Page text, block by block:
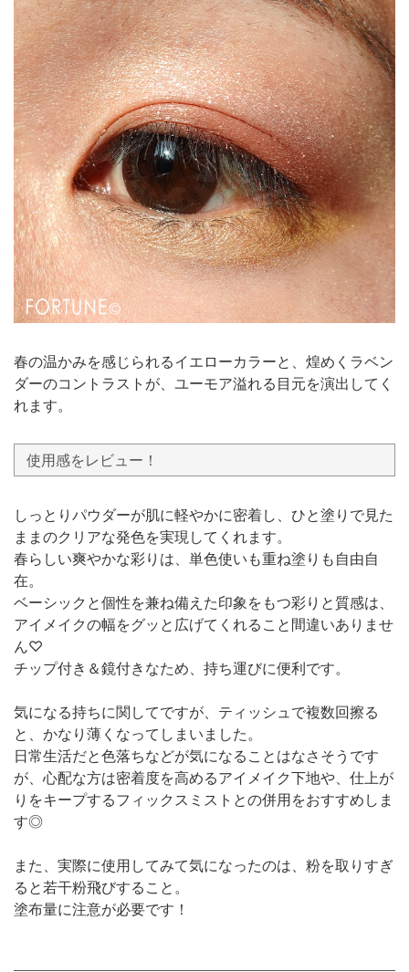
春の温かみを感じられるイエローカラーと、煌めくラベン
ダーのコントラストが、ユーモア溢れる目元を演出してく
れます。
使用感をレビュー！
しっとりパウダーが肌に軽やかに密着し、ひと塗りで見た
ままのクリアな発色を実現してくれます。
春らしい爽やかな彩りは、単色使いも重ね塗りも自由自
在。
ベーシックと個性を兼ね備えた印象をもつ彩りと質感は、
アイメイクの幅をグッと広げてくれること間違いありませ
ん♡
チップ付き＆鏡付きなため、持ち運びに便利です。
気になる持ちに関してですが、ティッシュで複数回擦る
と、かなり薄くなってしまいました。
日常生活だと色落ちなどが気になることはなさそうです
が、心配な方は密着度を高めるアイメイク下地や、仕上が
りをキープするフィックスミストとの併用をおすすめしま
す◎
また、実際に使用してみて気になったのは、粉を取りすぎ
ると若干粉飛びすること。
塗布量に注意が必要です！